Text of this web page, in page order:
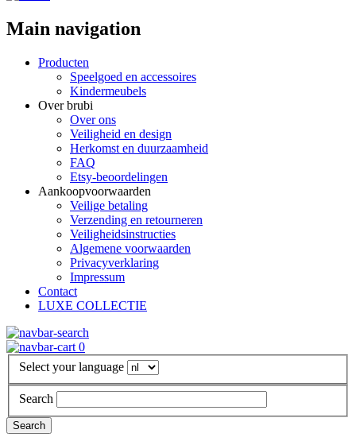
Main navigation
Producten
Speelgoed en accessoires
Kindermeubels
Over brubi
Over ons
Veiligheid en design
Herkomst en duurzaamheid
FAQ
Etsy-beoordelingen
Aankoopvoorwaarden
Veilige betaling
Verzending en retourneren
Veiligheidsinstructies
Algemene voorwaarden
Privacyverklaring
Impressum
Contact
LUXE COLLECTIE
0
Select your language
Search